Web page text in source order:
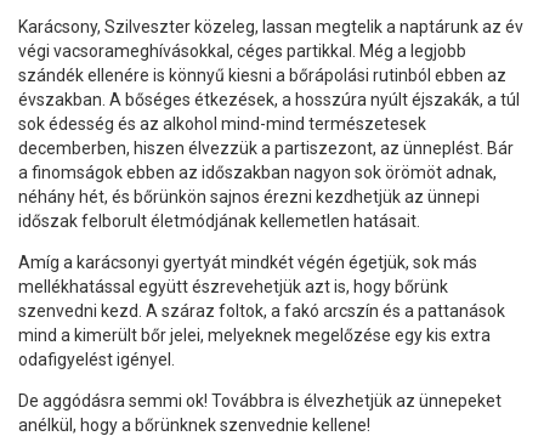
Karácsony, Szilveszter közeleg, lassan megtelik a naptárunk az év
végi vacsorameghívásokkal, céges partikkal. Még a legjobb
szándék ellenére is könnyű kiesni a bőrápolási rutinból ebben az
évszakban. A bőséges étkezések, a hosszúra nyúlt éjszakák, a túl
sok édesség és az alkohol mind-mind természetesek
decemberben, hiszen élvezzük a partiszezont, az ünneplést. Bár
a finomságok ebben az időszakban nagyon sok örömöt adnak,
néhány hét, és bőrünkön sajnos érezni kezdhetjük az ünnepi
időszak felborult életmódjának kellemetlen hatásait.
Amíg a karácsonyi gyertyát mindkét végén égetjük, sok más
mellékhatással együtt észrevehetjük azt is, hogy bőrünk
szenvedni kezd. A száraz foltok, a fakó arcszín és a pattanások
mind a kimerült bőr jelei, melyeknek megelőzése egy kis extra
odafigyelést igényel.
De aggódásra semmi ok! Továbbra is élvezhetjük az ünnepeket
anélkül, hogy a bőrünknek szenvednie kellene!